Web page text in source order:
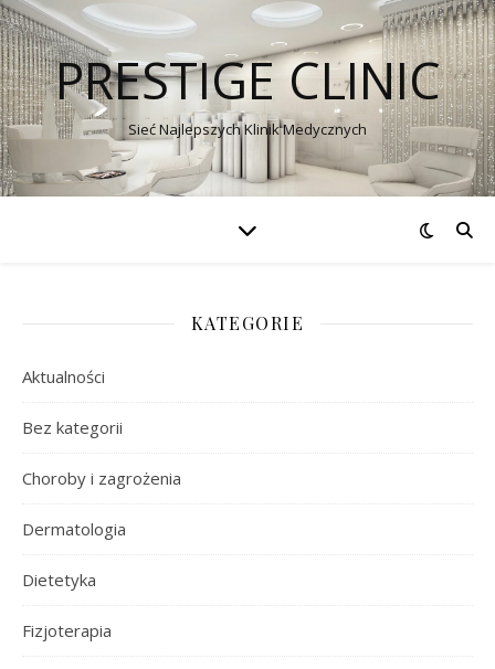
PRESTIGE CLINIC
Sieć Najlepszych Klinik Medycznych
KATEGORIE
Aktualności
Bez kategorii
Choroby i zagrożenia
Dermatologia
Dietetyka
Fizjoterapia